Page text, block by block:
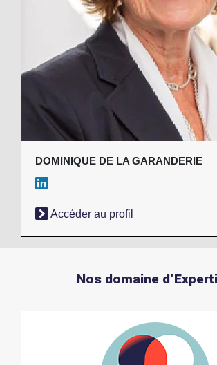
DOMINIQUE DE LA GARANDERIE
Accéder au profil
Nos domaine